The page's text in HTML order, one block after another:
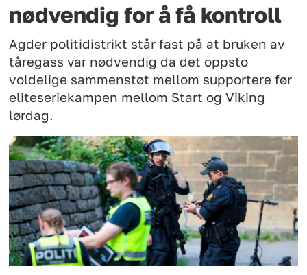
nødvendig for å få kontroll
Agder politidistrikt står fast på at bruken av
tåregass var nødvendig da det oppsto
voldelige sammenstøt mellom supportere før
eliteseriekampen mellom Start og Viking
lørdag.